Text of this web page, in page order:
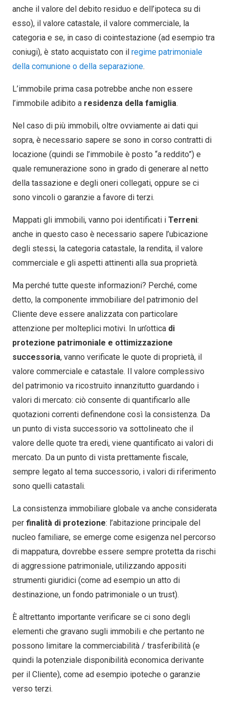
anche il valore del debito residuo e dell’ipoteca su di
esso), il valore catastale, il valore commerciale, la
categoria e se, in caso di cointestazione (ad esempio tra
coniugi), è stato acquistato con il regime patrimoniale
della comunione o della separazione.
L’immobile prima casa potrebbe anche non essere
l’immobile adibito a residenza della famiglia.
Nel caso di più immobili, oltre ovviamente ai dati qui
sopra, è necessario sapere se sono in corso contratti di
locazione (quindi se l’immobile è posto “a reddito”) e
quale remunerazione sono in grado di generare al netto
della tassazione e degli oneri collegati, oppure se ci
sono vincoli o garanzie a favore di terzi.
Mappati gli immobili, vanno poi identificati i Terreni:
anche in questo caso è necessario sapere l’ubicazione
degli stessi, la categoria catastale, la rendita, il valore
commerciale e gli aspetti attinenti alla sua proprietà.
Ma perché tutte queste informazioni? Perché, come
detto, la componente immobiliare del patrimonio del
Cliente deve essere analizzata con particolare
attenzione per molteplici motivi. In un’ottica di
protezione patrimoniale e ottimizzazione
successoria, vanno verificate le quote di proprietà, il
valore commerciale e catastale. Il valore complessivo
del patrimonio va ricostruito innanzitutto guardando i
valori di mercato: ciò consente di quantificarlo alle
quotazioni correnti definendone così la consistenza. Da
un punto di vista successorio va sottolineato che il
valore delle quote tra eredi, viene quantificato ai valori di
mercato. Da un punto di vista prettamente fiscale,
sempre legato al tema successorio, i valori di riferimento
sono quelli catastali.
La consistenza immobiliare globale va anche considerata
per finalità di protezione: l’abitazione principale del
nucleo familiare, se emerge come esigenza nel percorso
di mappatura, dovrebbe essere sempre protetta da rischi
di aggressione patrimoniale, utilizzando appositi
strumenti giuridici (come ad esempio un atto di
destinazione, un fondo patrimoniale o un trust).
È altrettanto importante verificare se ci sono degli
elementi che gravano sugli immobili e che pertanto ne
possono limitare la commerciabilità / trasferibilità (e
quindi la potenziale disponibilità economica derivante
per il Cliente), come ad esempio ipoteche o garanzie
verso terzi.